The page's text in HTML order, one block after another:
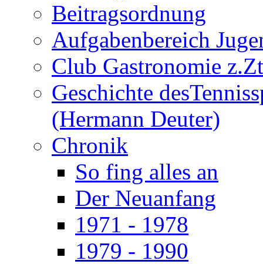
Beitragsordnung
Aufgabenbereich
Club Gastronomie
Geschichte
(Hermann Deuter)
Chronik
So fing alles an
Der Neuanfang
1971 - 1978
1979 - 1990